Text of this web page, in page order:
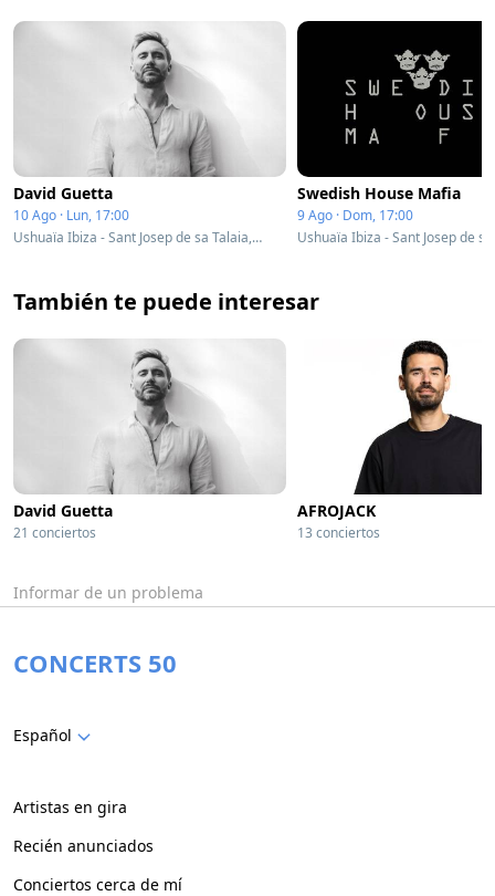
David Guetta
10 Ago · Lun, 17:00
Ushuaïa Ibiza - Sant Josep de sa Talaia, Spain
Swedish House Mafia
9 Ago · Dom, 17:00
También te puede interesar
David Guetta
21 conciertos
AFROJACK
13 conciertos
Informar de un problema
CONCERTS 50
Español
Artistas en gira
Recién anunciados
Conciertos cerca de mí